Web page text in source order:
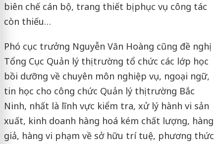
biên chế cán bộ, trang thiết bị phục vụ công tác
còn thiếu…
Phó cục trưởng Nguyễn Văn Hoàng cũng đề nghị
Tổng Cục Quản lý thị trường tổ chức các lớp học
bồi dưỡng về chuyên môn nghiệp vụ, ngoại ngữ,
tin học cho công chức Quản lý thị trường Bắc
Ninh, nhất là lĩnh vực kiểm tra, xử lý hành vi sản
xuất, kinh doanh hàng hoá kém chất lượng, hàng
giả, hàng vi phạm về sở hữu trí tuệ, phương thức